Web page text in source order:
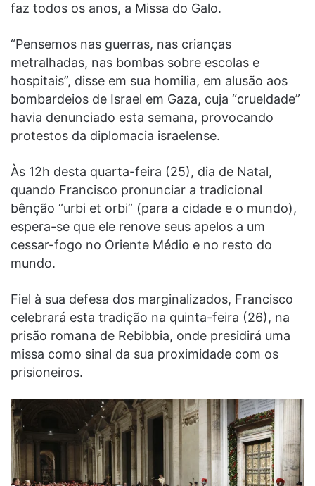
faz todos os anos, a Missa do Galo.
“Pensemos nas guerras, nas crianças
metralhadas, nas bombas sobre escolas e
hospitais”, disse em sua homilia, em alusão aos
bombardeios de Israel em Gaza, cuja “crueldade”
havia denunciado esta semana, provocando
protestos da diplomacia israelense.
Às 12h desta quarta-feira (25), dia de Natal,
quando Francisco pronunciar a tradicional
bênção “urbi et orbi” (para a cidade e o mundo),
espera-se que ele renove seus apelos a um
cessar-fogo no Oriente Médio e no resto do
mundo.
Fiel à sua defesa dos marginalizados, Francisco
celebrará esta tradição na quinta-feira (26), na
prisão romana de Rebibbia, onde presidirá uma
missa como sinal da sua proximidade com os
prisioneiros.